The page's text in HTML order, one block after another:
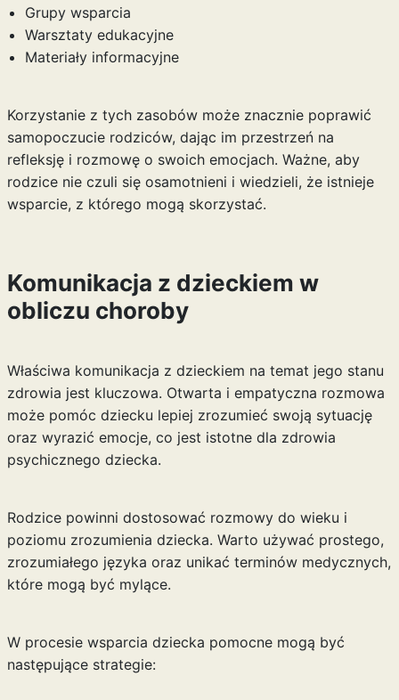
Grupy wsparcia
Warsztaty edukacyjne
Materiały informacyjne
Korzystanie z tych zasobów może znacznie poprawić
samopoczucie rodziców, dając im przestrzeń na
refleksję i rozmowę o swoich emocjach. Ważne, aby
rodzice nie czuli się osamotnieni i wiedzieli, że istnieje
wsparcie, z którego mogą skorzystać.
Komunikacja z dzieckiem w
obliczu choroby
Właściwa komunikacja z dzieckiem na temat jego stanu
zdrowia jest kluczowa. Otwarta i empatyczna rozmowa
może pomóc dziecku lepiej zrozumieć swoją sytuację
oraz wyrazić emocje, co jest istotne dla zdrowia
psychicznego dziecka.
Rodzice powinni dostosować rozmowy do wieku i
poziomu zrozumienia dziecka. Warto używać prostego,
zrozumiałego języka oraz unikać terminów medycznych,
które mogą być mylące.
W procesie wsparcia dziecka pomocne mogą być
następujące strategie: